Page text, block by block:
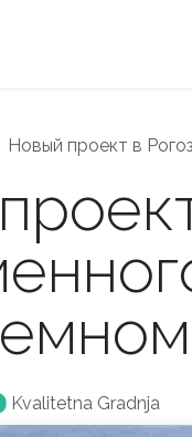
Новый проект в
Kvalitetna Gradnja